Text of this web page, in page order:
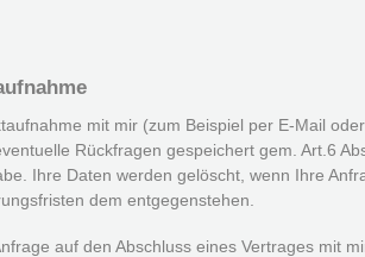
mit mir (zum Beispiel per E-Mail
Rückfragen gespeichert gem. Art.6
Ihre Daten werden gelöscht, wenn Ihre
dem entgegenstehen.
auf den Abschluss eines Vertrages mit